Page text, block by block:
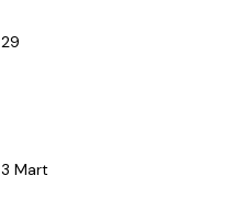
29
3 Mart